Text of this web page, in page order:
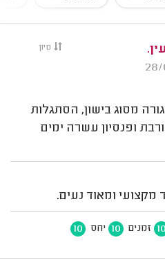
מיון
מסוג בישון, הסתגלות
ופנסיון עשרה ימים
מקצועי ומאוד נעים.
10 זמנים 10 יחס 10